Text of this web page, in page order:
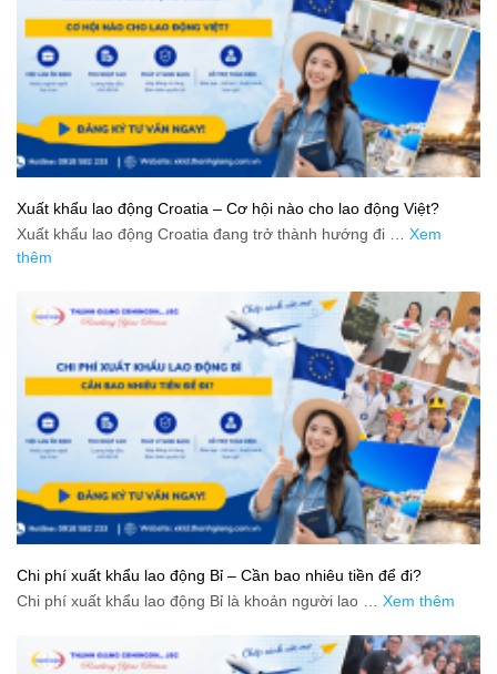
Xuất khẩu lao động Croatia – Cơ hội nào cho lao động Việt?
Xuất khẩu lao động Croatia đang trở thành hướng đi … Xem
thêm
Chi phí xuất khẩu lao động Bỉ – Cần bao nhiêu tiền để đi?
Chi phí xuất khẩu lao động Bỉ là khoản người lao … Xem thêm